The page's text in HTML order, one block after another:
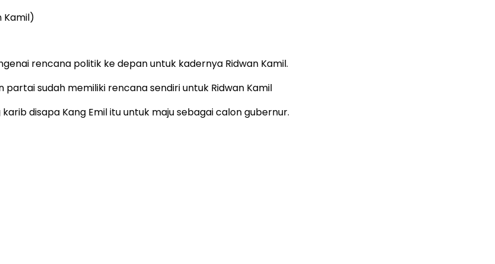
Kamil)
rencana politik ke depan untuk kadernya Ridwan Kamil.
sudah memiliki rencana sendiri untuk Ridwan Kamil
disapa Kang Emil itu untuk maju sebagai calon gubernur.